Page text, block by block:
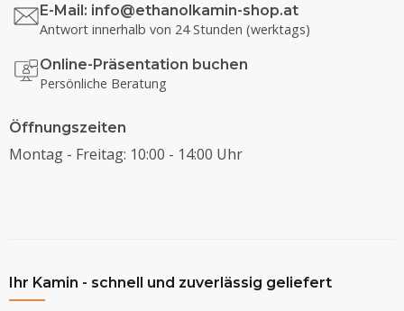
E-Mail: info@ethanolkamin-shop.at
Antwort innerhalb von 24 Stunden (werktags)
Online-Präsentation buchen
Persönliche Beratung
Öffnungszeiten
Montag - Freitag: 10:00 - 14:00 Uhr
Ihr Kamin - schnell und zuverlässig geliefert